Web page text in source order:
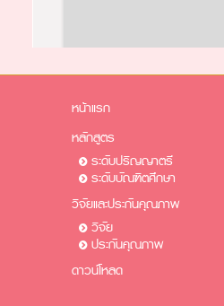
หน้าแรก
หลักสูตร
ระดับปริญญาตรี
ระดับบัณฑิตศึกษา
วิจัยและประกันคุณภาพ
วิจัย
ประกันคุณภาพ
ดาวน์โหลด